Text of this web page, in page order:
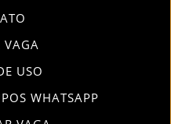
VAGA
USO
WHATSAPP